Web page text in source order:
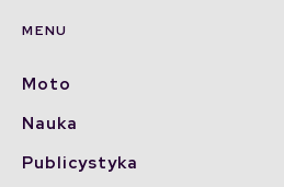
MENU
Moto
Nauka
Publicystyka